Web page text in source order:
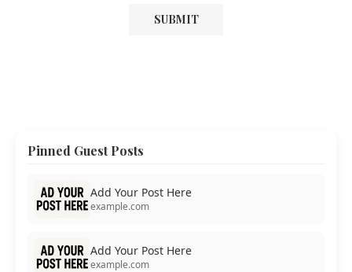
Pinned Guest Posts
Add Your Post Here
example.com
Add Your Post Here
example.com